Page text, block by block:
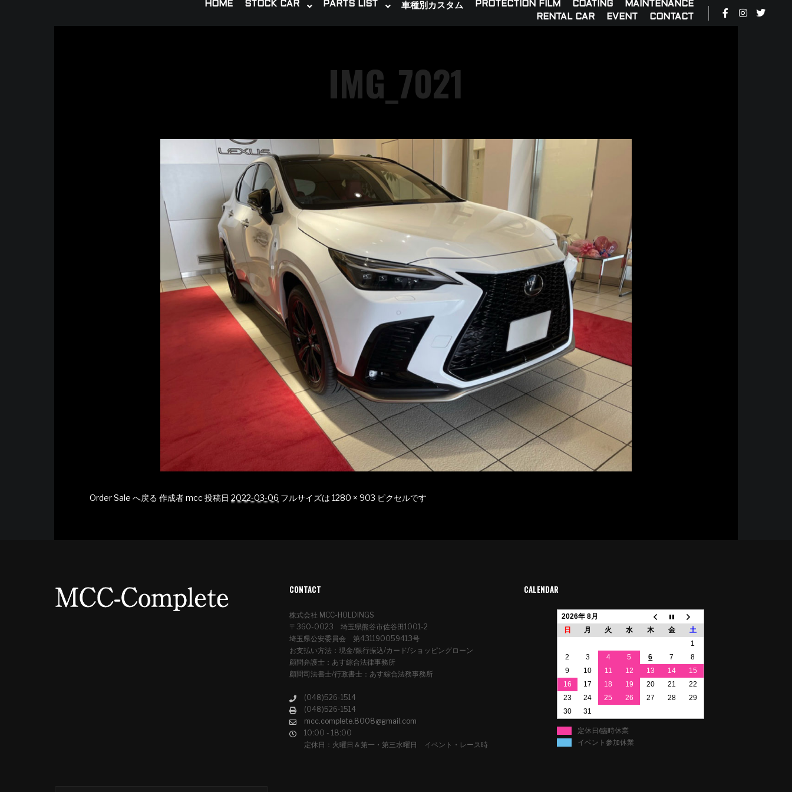
HOME STOCK CAR PARTS LIST 車種別カスタム PROTECTION FILM COATING
MAINTENANCE
RENTAL CAR
EVENT CONTACT
IMG_7021
Order Sale へ戻る 作成者mcc投稿日 2022-03-06 フルサイズは 1280 × 903 ピクセルです
CONTACT
株式会社 MCC-HOLDINGS
〒360-0023 埼玉県熊谷市佐谷田1001-2
埼玉県公安委員会 第431190059413号
お支払い方法：現金/銀行振込/カード/ショッピングローン
顧問弁護士：あす綜合法律事務所
顧問司法書士/行政書士：あす綜合法務事務所
(048)526-1514
(048)526-1514
mcc.complete.8008@gmail.com
10:00 - 18:00
定休日：火曜日＆第一・第三水曜日 イベント・レース時
CALENDAR
2026年 8月
日
月 火 水 木 金
土
1
2
3 4 5 6 7
8
9
10 11 12 13 14
15
16
17 18 19 20 21
22
23
24 25 26 27 28
29
30
31
定休日/臨時休業
イベント参加休業